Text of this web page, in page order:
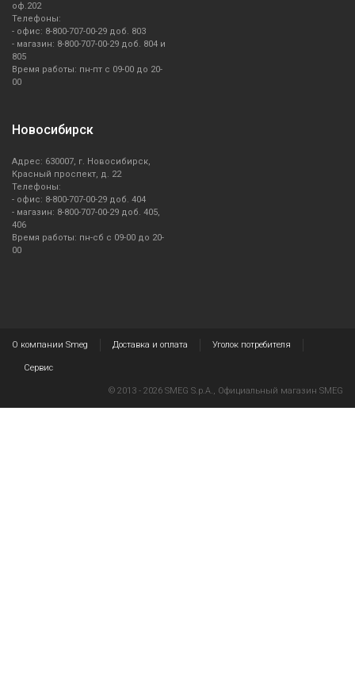
оф.202
Телефоны:
- офис: 8-800-707-00-29 доб. 803
- магазин: 8-800-707-00-29 доб. 804 и
805
Время работы: пн-пт с 09-00 до 20-
00
Новосибирск
Адрес: 630007, г. Новосибирск,
Красный проспект, д. 22
Телефоны:
- офис: 8-800-707-00-29 доб. 404
- магазин: 8-800-707-00-29 доб. 405,
406
Время работы: пн-сб с 09-00 до 20-
00
О компании Smeg Доставка и оплата Уголок потребителя
Сервис
© 2013 - 2026 SMEG S.p.A., Официальный магазин SMEG